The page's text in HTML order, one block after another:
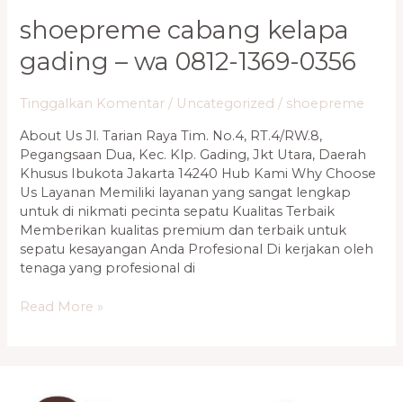
shoepreme cabang kelapa
gading – wa 0812-1369-0356
Tinggalkan Komentar / Uncategorized / shoepreme
About Us Jl. Tarian Raya Tim. No.4, RT.4/RW.8,
Pegangsaan Dua, Kec. Klp. Gading, Jkt Utara, Daerah
Khusus Ibukota Jakarta 14240 Hub Kami Why Choose
Us Layanan Memiliki layanan yang sangat lengkap
untuk di nikmati pecinta sepatu Kualitas Terbaik
Memberikan kualitas premium dan terbaik untuk
sepatu kesayangan Anda Profesional Di kerjakan oleh
tenaga yang profesional di
Read More »